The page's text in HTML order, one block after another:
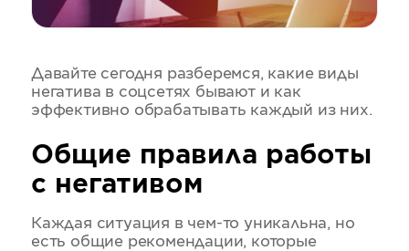
Давайте сегодня разберемся, какие виды
негатива в соцсетях бывают и как
эффективно обрабатывать каждый из них.
Общие правила работы
с негативом
Каждая ситуация в чем-то уникальна, но
есть общие рекомендации, которые